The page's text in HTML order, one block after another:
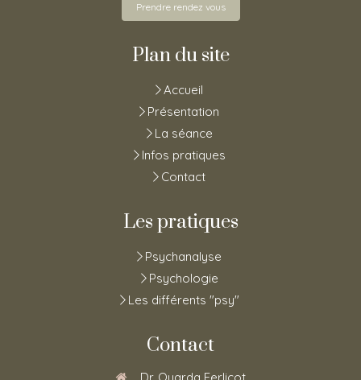
Prendre rendez vous
Plan du site
Accueil
Présentation
La séance
Infos pratiques
Contact
Les pratiques
Psychanalyse
Psychologie
Les différents "psy"
Contact